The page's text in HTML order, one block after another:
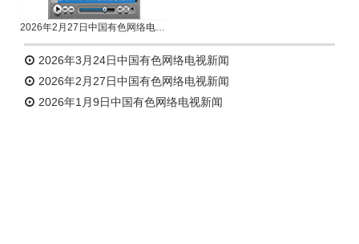
2026年2月27日中国有色网络电视新闻
2026年3月24日中国有色网络电视新闻
2026年2月27日中国有色网络电视新闻
2026年1月9日中国有色网络电视新闻